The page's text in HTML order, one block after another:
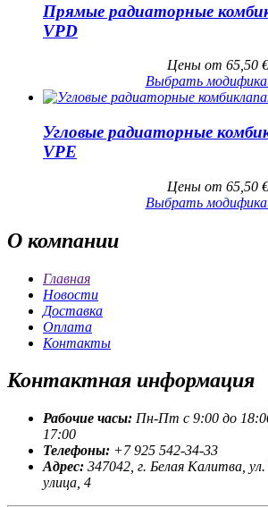
Прямые радиаторные
VPD
Цены от 65,50 €
Выбрать
Угловые радиаторные
VPE
Цены от 65,50 €
Выбрать
О компании
Главная
Новости
Доставка
Оплата
Контакты
Контактная информация
Рабочие часы: Пн-Пт с 9:00 до
17:00
Телефоны: +7 925 542-34-33
Адрес: 347042, г. Белая Калитва,
улица, 4